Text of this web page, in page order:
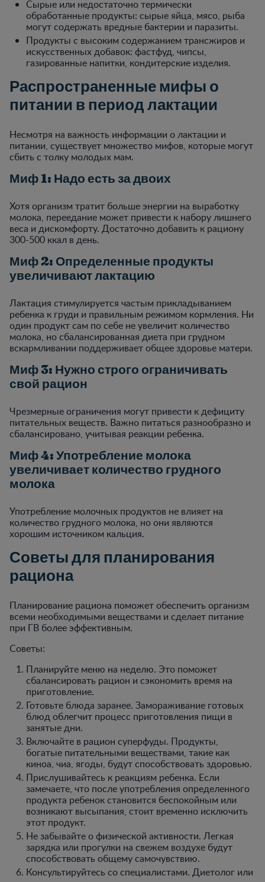
Сырые или недостаточно термически
обработанные продукты: сырые яйца, мясо, рыба
могут содержать вредные бактерии и паразиты.
Продукты с высоким содержанием трансжиров и
искусственных добавок: фастфуд, чипсы,
газированные напитки, кондитерские изделия.
Распространенные мифы о
питании в период лактации
Несмотря на важность информации о лактации и
питании, существует множество мифов, которые могут
сбить с толку молодых мам.
Миф 1: Надо есть за двоих
Хотя организм тратит больше энергии на выработку
молока, переедание может привести к набору лишнего
веса и дискомфорту. Достаточно добавить к рациону
300-500 ккал в день.
Миф 2: Определенные продукты
увеличивают лактацию
Лактация стимулируется частым прикладыванием
ребенка к груди и правильным режимом кормления. Ни
один продукт сам по себе не увеличит количество
молока, но сбалансированная диета при грудном
вскармливании поддерживает общее здоровье матери.
Миф 3: Нужно строго ограничивать
свой рацион
Чрезмерные ограничения могут привести к дефициту
питательных веществ. Важно питаться разнообразно и
сбалансировано, учитывая реакции ребенка.
Миф 4: Употребление молока
увеличивает количество грудного
молока
Употребление молочных продуктов не влияет на
количество грудного молока, но они являются
хорошим источником кальция.
Советы для планирования
рациона
Планирование рациона поможет обеспечить организм
всеми необходимыми веществами и сделает питание
при ГВ более эффективным.
Советы:
Планируйте меню на неделю. Это поможет
сбалансировать рацион и сэкономить время на
приготовление.
Готовьте блюда заранее. Замораживание готовых
блюд облегчит процесс приготовления пищи в
занятые дни.
Включайте в рацион суперфуды. Продукты,
богатые питательными веществами, такие как
киноа, чиа, ягоды, будут способствовать здоровью.
Прислушивайтесь к реакциям ребенка. Если
замечаете, что после употребления определенного
продукта ребенок становится беспокойным или
возникают высыпания, стоит временно исключить
этот продукт.
Не забывайте о физической активности. Легкая
зарядка или прогулки на свежем воздухе будут
способствовать общему самочувствию.
Консультируйтесь со специалистами. Диетолог или